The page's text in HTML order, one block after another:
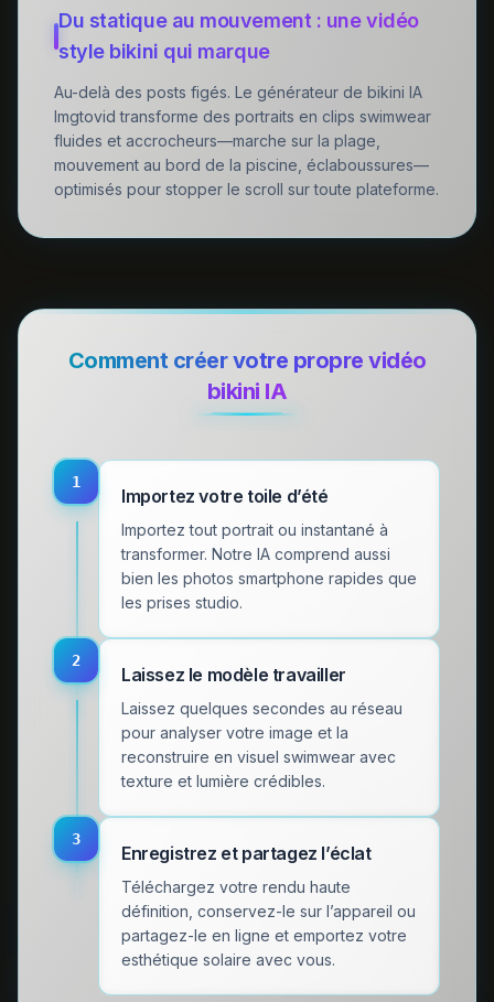
Du statique au mouvement : une vidéo
style bikini qui marque
Au-delà des posts figés. Le générateur de bikini IA
Imgtovid transforme des portraits en clips swimwear
fluides et accrocheurs—marche sur la plage,
mouvement au bord de la piscine, éclaboussures—
optimisés pour stopper le scroll sur toute plateforme.
Comment créer votre propre vidéo
bikini IA
1
Importez votre toile d’été
Importez tout portrait ou instantané à
transformer. Notre IA comprend aussi
bien les photos smartphone rapides que
les prises studio.
2
Laissez le modèle travailler
Laissez quelques secondes au réseau
pour analyser votre image et la
reconstruire en visuel swimwear avec
texture et lumière crédibles.
3
Enregistrez et partagez l’éclat
Téléchargez votre rendu haute
définition, conservez-le sur l’appareil ou
partagez-le en ligne et emportez votre
esthétique solaire avec vous.